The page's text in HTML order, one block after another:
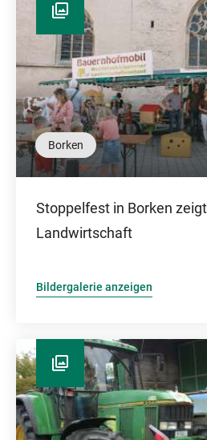
Borken
Stoppelfest in Borken
Landwirtschaft
Bildergalerie anzeigen